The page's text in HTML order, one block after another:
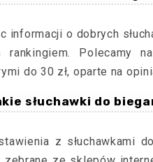
informacji o dobrych
rankingiem. Polecamy
do 30 zł, oparte na
słuchawki do
z słuchawkami